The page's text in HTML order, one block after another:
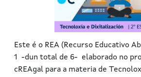
Este é o REA (Recurso Educativo
1 -dun total de 6- elaborado no
cREAgal para a materia de